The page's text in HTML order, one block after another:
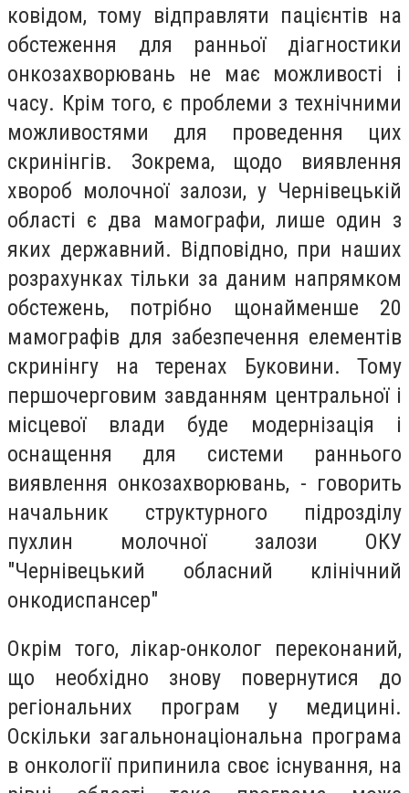
ковідом, тому відправляти пацієнтів на
обстеження для ранньої діагностики
онкозахворювань не має можливості і
часу. Крім того, є проблеми з технічними
можливостями для проведення цих
скринінгів. Зокрема, щодо виявлення
хвороб молочної залози, у Чернівецькій
області є два мамографи, лише один з
яких державний. Відповідно, при наших
розрахунках тільки за даним напрямком
обстежень, потрібно щонайменше 20
мамографів для забезпечення елементів
скринінгу на теренах Буковини. Тому
першочерговим завданням центральної і
місцевої влади буде модернізація і
оснащення для системи раннього
виявлення онкозахворювань, - говорить
начальник структурного підрозділу
пухлин молочної залози ОКУ
"Чернівецький обласний клінічний
онкодиспансер"
Окрім того, лікар-онколог переконаний,
що необхідно знову повернутися до
регіональних програм у медицині.
Оскільки загальнонаціональна програма
в онкології припинила своє існування, на